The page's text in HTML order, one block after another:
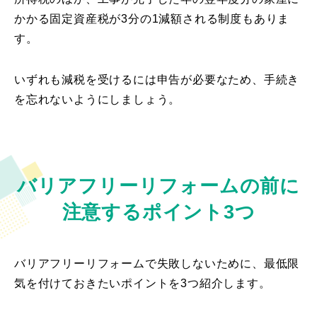
かかる固定資産税が3分の1減額される制度もありま
す。
いずれも減税を受けるには申告が必要なため、手続き
を忘れないようにしましょう。
バリアフリーリフォームの前に
注意するポイント3つ
バリアフリーリフォームで失敗しないために、最低限
気を付けておきたいポイントを3つ紹介します。